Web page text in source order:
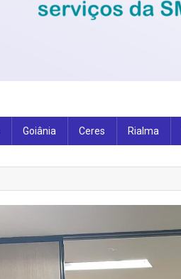
Goiânia Ceres Rialma